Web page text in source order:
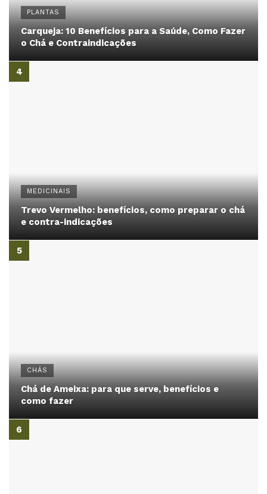
PLANTAS
Carqueja: 10 Benefícios para a Saúde, Como Fazer
o Chá e Contraindicações
MEDICINAIS
Trevo Vermelho: benefícios, como preparar o chá
e contra-indicações
CHÁS
Chá de Ameixa: para que serve, benefícios e
como fazer